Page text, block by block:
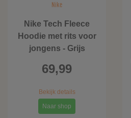
Nike
Nike Tech Fleece
Hoodie met rits voor
jongens - Grijs
69,99
Bekijk details
Naar shop